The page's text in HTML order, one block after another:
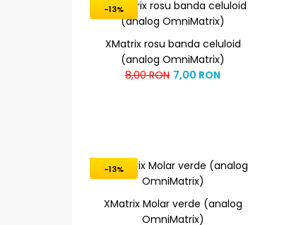
-13%
XMatrix rosu banda celuloid
(analog OmniMatrix)
8,00 RON 7,00 RON
-13%
XMatrix Molar verde (analog
OmniMatrix)